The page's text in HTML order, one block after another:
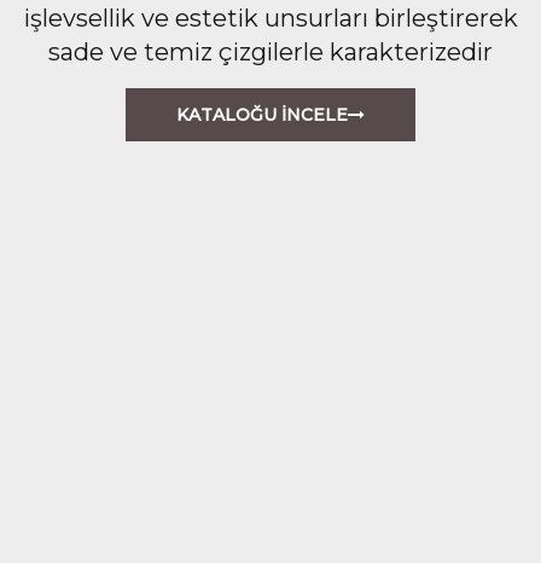
işlevsellik ve estetik unsurları birleştirerek
sade ve temiz çizgilerle karakterizedir
KATALOĞU İNCELE